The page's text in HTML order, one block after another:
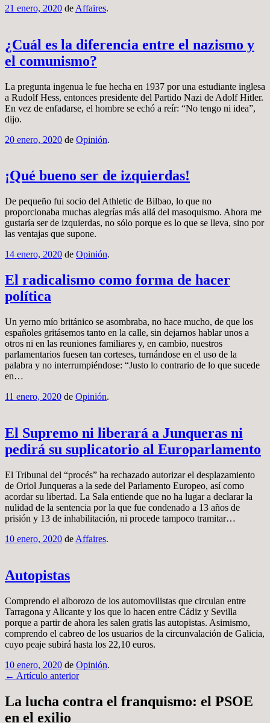
21 enero, 2020 de Affaires.
¿Cuál es la diferencia entre el nazismo y
el comunismo?
La pregunta ingenua le fue hecha en 1937 por una estudiante inglesa
a Rudolf Hess, entonces presidente del Partido Nazi de Adolf Hitler.
En vez de enfadarse, el hombre se echó a reír: “No tengo ni idea”,
dijo.
20 enero, 2020 de Opinión.
¡Qué bueno ser de izquierdas!
De pequeño fui socio del Athletic de Bilbao, lo que no
proporcionaba muchas alegrías más allá del masoquismo. Ahora me
gustaría ser de izquierdas, no sólo porque es lo que se lleva, sino por
las ventajas que supone.
14 enero, 2020 de Opinión.
El radicalismo como forma de hacer
política
Un yerno mío británico se asombraba, no hace mucho, de que los
españoles gritásemos tanto en la calle, sin dejarnos hablar unos a
otros ni en las reuniones familiares y, en cambio, nuestros
parlamentarios fuesen tan corteses, turnándose en el uso de la
palabra y no interrumpiéndose: “Justo lo contrario de lo que sucede
en…
11 enero, 2020 de Opinión.
El Supremo ni liberará a Junqueras ni
pedirá su suplicatorio al Europarlamento
El Tribunal del “procés” ha rechazado autorizar el desplazamiento
de Oriol Junqueras a la sede del Parlamento Europeo, así como
acordar su libertad. La Sala entiende que no ha lugar a declarar la
nulidad de la sentencia por la que fue condenado a 13 años de
prisión y 13 de inhabilitación, ni procede tampoco tramitar…
10 enero, 2020 de Affaires.
Autopistas
Comprendo el alborozo de los automovilistas que circulan entre
Tarragona y Alicante y los que lo hacen entre Cádiz y Sevilla
porque a partir de ahora les salen gratis las autopistas. Asimismo,
comprendo el cabreo de los usuarios de la circunvalación de Galicia,
cuyo peaje subirá hasta los 22,10 euros.
10 enero, 2020 de Opinión.
Navegación
por
artículos
← Artículo anterior
La lucha contra el franquismo: el PSOE
en el exilio